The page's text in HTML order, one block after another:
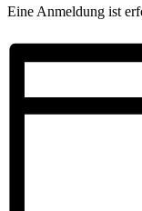
Eine Anmeldung ist